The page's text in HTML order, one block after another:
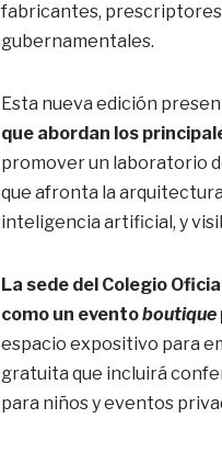
fabricantes,
gubernamentales.
Esta nueva edición
que abordan los
promover un laboratorio
que afronta la
inteligencia artificial, y
La sede del Colegio
como un eventoboutique
espacio expositivo para
gratuita que incluirá
para niños y eventos